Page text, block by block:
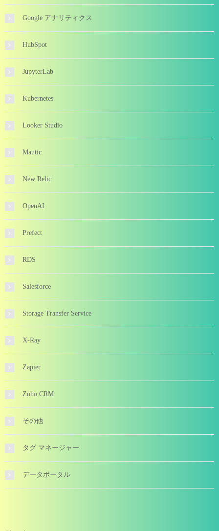
Google アナリティクス
HubSpot
JupyterLab
Kubernetes
Looker Studio
Mautic
New Relic
OpenAI
Prefect
RDS
Salesforce
Storage Transfer Service
X-Ray
Zapier
Zoho CRM
その他
タグ マネージャー
データポータル